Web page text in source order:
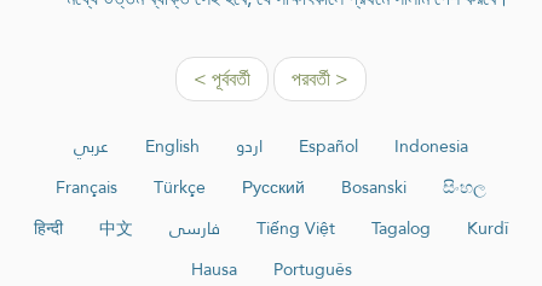
< পূর্ববর্তী পরবর্তী >
عربي English اردو Español
Indonesia
Français
Türkçe Русский Bosanski
සිංහල
हिन्दी
中文 فارسی Tiếng Việt Tagalog
Kurdî
Hausa
Português